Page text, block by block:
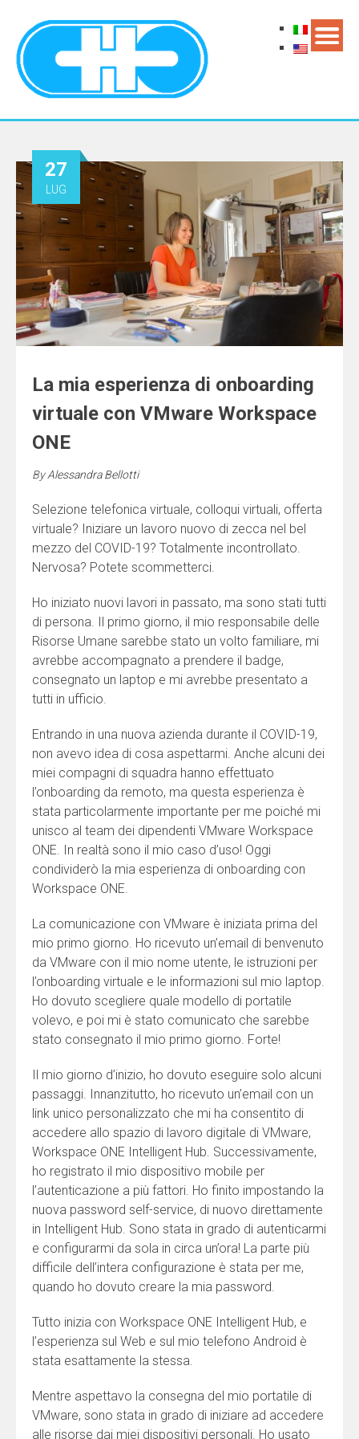
La mia esperienza di onboarding
virtuale con VMware Workspace
ONE
27
LUG
ByAlessandra Bellotti
Selezione telefonica virtuale, colloqui virtuali, offerta
virtuale? Iniziare un lavoro nuovo di zecca nel bel
mezzo del COVID-19? Totalmente incontrollato.
Nervosa? Potete scommetterci.
Ho iniziato nuovi lavori in passato, ma sono stati tutti
di persona. Il primo giorno, il mio responsabile delle
Risorse Umane sarebbe stato un volto familiare, mi
avrebbe accompagnato a prendere il badge,
consegnato un laptop e mi avrebbe presentato a
tutti in ufficio.
Entrando in una nuova azienda durante il COVID-19,
non avevo idea di cosa aspettarmi. Anche alcuni dei
miei compagni di squadra hanno effettuato
l’onboarding da remoto, ma questa esperienza è
stata particolarmente importante per me poiché mi
unisco al team dei dipendenti VMware Workspace
ONE. In realtà sono il mio caso d’uso! Oggi
condividerò la mia esperienza di onboarding con
Workspace ONE.
La comunicazione con VMware è iniziata prima del
mio primo giorno. Ho ricevuto un’email di benvenuto
da VMware con il mio nome utente, le istruzioni per
l’onboarding virtuale e le informazioni sul mio laptop.
Ho dovuto scegliere quale modello di portatile
volevo, e poi mi è stato comunicato che sarebbe
stato consegnato il mio primo giorno. Forte!
Il mio giorno d’inizio, ho dovuto eseguire solo alcuni
passaggi. Innanzitutto, ho ricevuto un’email con un
link unico personalizzato che mi ha consentito di
accedere allo spazio di lavoro digitale di VMware,
Workspace ONE Intelligent Hub. Successivamente,
ho registrato il mio dispositivo mobile per
l’autenticazione a più fattori. Ho finito impostando la
nuova password self-service, di nuovo direttamente
in Intelligent Hub. Sono stata in grado di autenticarmi
e configurarmi da sola in circa un’ora! La parte più
difficile dell’intera configurazione è stata per me,
quando ho dovuto creare la mia password.
Tutto inizia con Workspace ONE Intelligent Hub, e
l’esperienza sul Web e sul mio telefono Android è
stata esattamente la stessa.
Mentre aspettavo la consegna del mio portatile di
VMware, sono stata in grado di iniziare ad accedere
alle risorse dai miei dispositivi personali. Ho usato